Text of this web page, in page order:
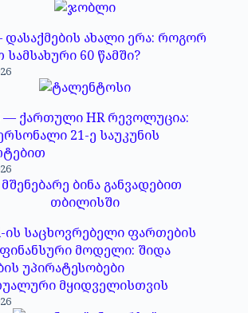
დასაქმების ახალი ერა: როგორ
60 წამში?
— ქართული HR რევოლუცია:
21-ე საუკუნის
ის საცხოვრებელი ფართების
ფინანსური მოდელი: შიდა
უპირატესობები
მყიდველისთვის